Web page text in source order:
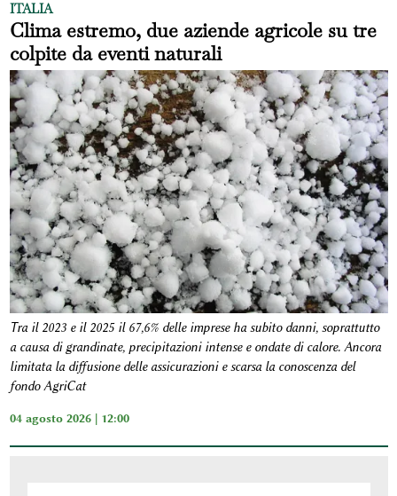
ITALIA
Clima estremo, due aziende agricole su tre
colpite da eventi naturali
Tra il 2023 e il 2025 il 67,6% delle imprese ha subito danni, soprattutto
a causa di grandinate, precipitazioni intense e ondate di calore. Ancora
limitata la diffusione delle assicurazioni e scarsa la conoscenza del
fondo AgriCat
04 agosto 2026 | 12:00